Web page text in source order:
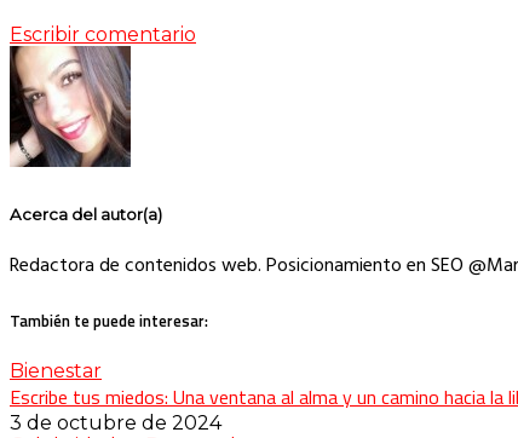
Escribir comentario
Acerca del autor(a)
Redactora de contenidos web. Posicionamiento en SEO
También te puede interesar:
Bienestar
Escribe tus miedos: Una ventana al alma y un camino hacia la
3 de octubre de 2024